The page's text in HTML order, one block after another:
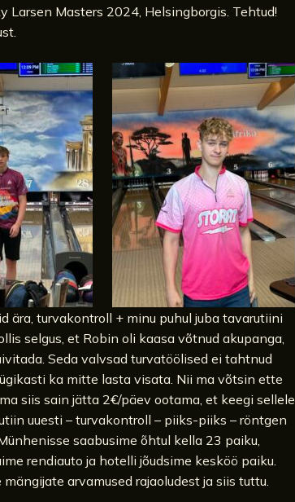
Larsen Masters 2024, Helsingborgis. Tehtud!
ära, turvakontroll + minu puhul juba tavarutiini
selgus, et Robin oli kaasa võtnud akupanga,
Seda valvsad turvatöölised ei tahtnud
ka mitte lasta visata. Nii ma võtsin ette
siis sain jätta 2€/päev ootama, et keegi sellele
uuesti – turvakontroll – piiks-piiks – röntgen
saabusime õhtul kella 23 paiku,
rendiauto ja hotelli jõudsime kesköö paiku.
arvamused rajaoludest ja siis tuttu.